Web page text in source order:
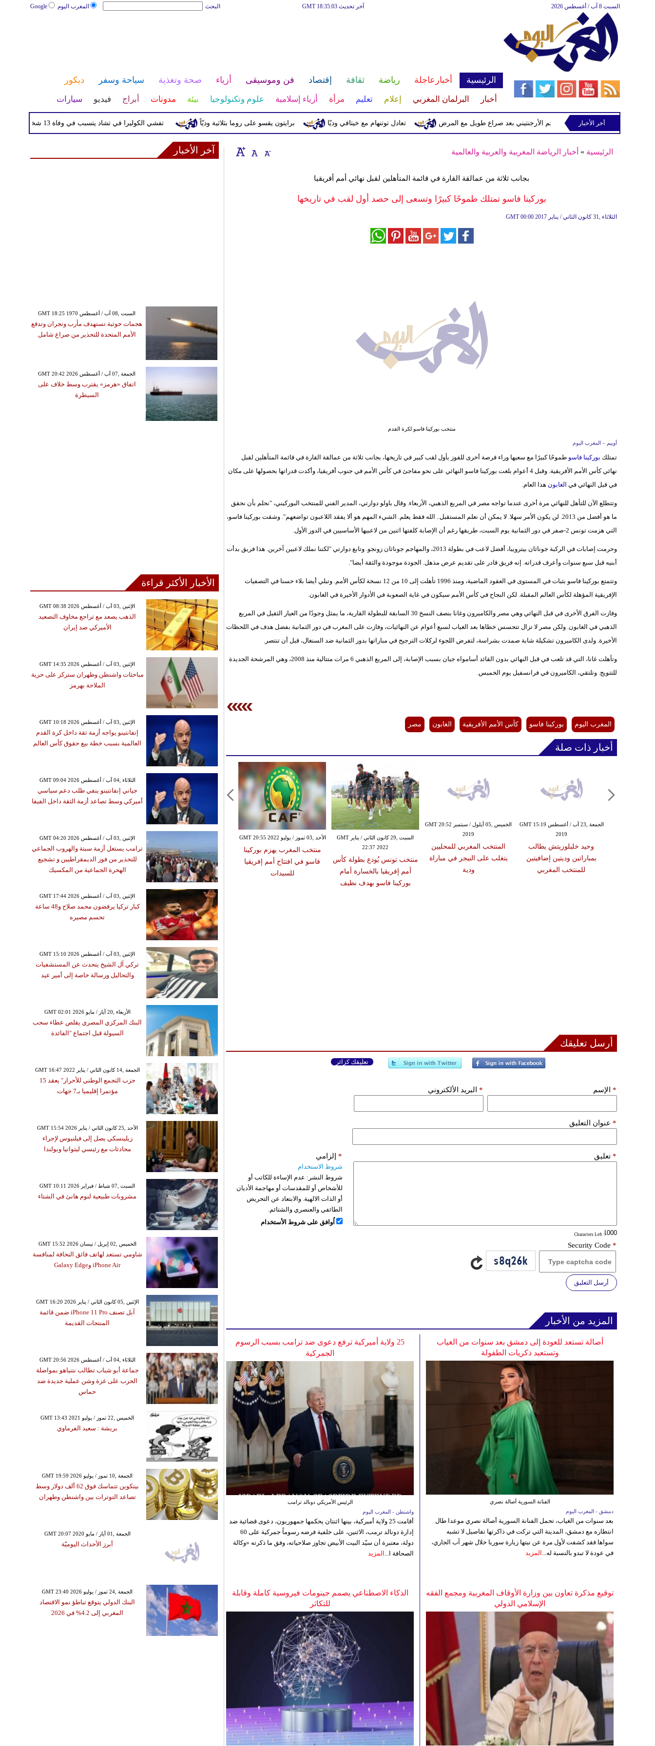
المغرب اليوم Google البحث آخر تحديث GMT 18:35:03 السبت 8 آب / أغسطس 2026
الرئيسية أخبارعاجلة رياضة ثقافة إقتصاد فن وموسيقى أزياء صحة وتغذية سياحة وسفر ديكور
أخبار البرلمان المغربي إعلام تعليم مرأة أزياء إسلامية علوم وتكنولوجيا بيئة مدونات أبراج فيديو سيارات
تفشي الكوليرا في تشاد يتسبب في وفاة 13 شخصا برايتون يقسو على روما بثلاثية وديّاً تعادل توتنهام مع خيتافي وديّا وفاة خورخي ميسي والد النجم الأرجنتيني بعد صراع طويل مع المرض
أخر الأخبار
الرئيسية » أخبار الرياضة المغربية والعربية والعالمية
بجانب ثلاثة من عمالقة القارة في قائمة المتأهلين لقبل نهائي أمم أفريقيا
بوركينا فاسو تمتلك طموحًا كبيرًا وتسعى إلى حصد أول لقب في تاريخها
GMT 00:00 2017 الثلاثاء ,31 كانون الثاني / يناير
منتخب بوركينا فاسو لكرة القدم
أوييم – المغرب اليوم
تمتلك بوركينا فاسو طموحًا كبيرًا مع سعيها وراء فرصة أخرى للفوز بأول لقب كبير في تاريخها، بجانب ثلاثة من عمالقة القارة في قائمة المتأهلين لقبل
نهائي كأس الأمم الأفريقية. وقبل 4 أعوام بلغت بوركينا فاسو النهائي على نحو مفاجئ في كأس الأمم في جنوب أفريقيا، وأكدت قدراتها بحصولها على مكان
في قبل النهائي في الغابون هذا العام.
وتتطلع الآن للتأهل للنهائي مرة أخرى عندما تواجه مصر في المربع الذهبي، الأربعاء. وقال باولو دوارتي، المدير الفني للمنتخب البوركيني، "نحلم بأن نحقق
ما هو أفضل من 2013. لن يكون الأمر سهلا. لا يمكن أن نعلم المستقبل.. الله فقط يعلم. الشيء المهم هو ألا يفقد اللاعبون تواضعهم". وشقت بوركينا فاسو،
التي هزمت تونس 2-صفر في دور الثمانية يوم السبت، طريقها رغم أن الإصابة كلفتها اثنين من لاعبيها الأساسيين في الدور الأول.
وحرمت إصابات في الركبة جوناثان بيترويبا، أفضل لاعب في بطولة 2013، والمهاجم جوناثان زونجو. وتابع دوارتي "لكننا نملك لاعبين آخرين. هذا فريق بدأت
أبنيه قبل سبع سنوات وأعرف قدراته. إنه فريق قادر على تقديم عرض مذهل. الجودة موجودة والثقة أيضا".
وتتمتع بوركينا فاسو بثبات في المستوى في العقود الماضية، ومنذ 1996 تأهلت إلى 10 من 12 نسخة لكأس الأمم. وتبلي أيضا بلاء حسنا في التصفيات
الإفريقية المؤهلة لكأس العالم المقبلة. لكن النجاح في كأس الأمم سيكون في غاية الصعوبة في الأدوار الأخيرة في الغابون.
وفازت الفرق الأخرى في قبل النهائي وهي مصر والكاميرون وغانا بنصف النسخ 30 السابقة للبطولة القارية، ما يمثل وجودًا من العيار الثقيل في المربع
الذهبي في الغابون. ولكن مصر لا تزال تتحسس خطاها بعد الغياب لسبع أعوام عن النهائيات، وفازت على المغرب في دور الثمانية بفضل هدف في اللحظات
الأخيرة. ولدى الكاميرون تشكيلة شابة صمدت بشراسة، لتفرض اللجوء لركلات الترجيح في مباراتها بدور الثمانية ضد السنغال، قبل أن تنتصر.
وتأهلت غانا، التي قد تلعب في قبل النهائي بدون القائد أسامواه جيان بسبب الإصابة، إلى المربع الذهبي 6 مرات متتالية منذ 2008، وهي المرشحة الجديدة
للتتويج. وتلتقي، الكاميرون في فرانسفيل يوم الخميس.
المغرب اليوم بوركينا فاسو كأس الأمم الأفريقية الغابون مصر
أخبار ذات صلة
تخصيص إيرادات مباراة المغرب
وبوركينا فاسو لصالح ضحايا
الزلزال
الأحد ,03 تموز / يوليو GMT 20:55 2022
منتخب المغرب يهزم بوركينا
فاسو في افتتاح أمم إفريقيا
للسيدات
السبت ,29 كانون الثاني / يناير GMT
22:37 2022
منتخب تونس يُودع بطولة كأس
أمم إفريقيا بالخسارة أمام
بوركينا فاسو بهدف نظيف
الخميس ,05 أيلول / سبتمبر GMT 20:52
2019
المنتخب المغربي للمحليين
يتغلب على النيجر في مباراة
ودية
الجمعة ,23 آب / أغسطس GMT 15:19
2019
وحيد خليلوزيتش يطالب
بمباراتين وديتين إضافيتين
للمنتخب المغربي
أرسل تعليقك
تعليقك كزائر
الإسم * البريد الألكتروني *
عنوان التعليق *
تعليق *
: Characters Left
إلزامي *
شروط الاستخدام
شروط النشر: عدم الإساءة للكاتب أو
للأشخاص أو للمقدسات أو مهاجمة الأديان
أو الذات الالهية. والابتعاد عن التحريض
الطائفي والعنصري والشتائم.
اُوافق على شروط الأستخدام
Security Code *
أرسل التعليق
المزيد من الأخبار
25 ولاية أميركية ترفع دعوى ضد ترامب بسبب الرسوم
الجمركية
الرئيس الأمريكي دونالد ترامب
واشنطن - المغرب اليوم
أقامت 25 ولاية أميركية، بينها اثنتان يحكمها جمهوريون، دعوى قضائية ضد
إدارة دونالد ترمب، الاثنين، على خلفية فرضه رسوماً جمركية على 60
دولة، معتبرة أن سيّد البيت الأبيض تجاوز صلاحياته، وفق ما ذكرته «وكالة
الصحافة ا... المزيد
أصالة تستعد للعودة إلى دمشق بعد سنوات من الغياب
وتستعيد ذكريات الطفولة
الفنانة السورية أصالة نصري
دمشق - المغرب اليوم
بعد سنوات من الغياب، تحمل الفنانة السورية أصالة نصري موعدا طال
انتظاره مع دمشق، المدينة التي تركت في ذاكرتها تفاصيل لا تشبه
سواها.فقد كشفت لأول مرة عن نيتها زيارة سوريا خلال شهر آب الجاري،
في عودة لا تبدو بالنسبة له... المزيد
الذكاء الاصطناعي يصمم جينومات فيروسية كاملة وقابلة
للتكاثر
توقيع مذكرة تعاون بين وزارة الأوقاف المغربية ومجمع الفقه
الإسلامي الدولي
آخر الأخبار
GMT 18:25 1970 السبت ,08 آب / أغسطس
هجمات حوثية تستهدف مأرب ونجران وتدفع
الأمم المتحدة للتحذير من صراع شامل
GMT 20:42 2026 الجمعة ,07 آب / أغسطس
اتفاق «هرمز» يقترب وسط خلاف على
السيطرة
الأخبار الأكثر قراءة
GMT 08:38 2026 الإثنين ,03 آب / أغسطس
الذهب يصعد مع تراجع مخاوف التصعيد
الأميركي ضد إيران
GMT 14:35 2026 الإثنين ,03 آب / أغسطس
مباحثات واشنطن وطهران ستركز على حرية
الملاحة بهرمز
GMT 10:18 2026 الإثنين ,03 آب / أغسطس
إنفانتينو يواجه أزمة ثقة داخل كرة القدم
العالمية بسبب خطة بيع حقوق كأس العالم
GMT 09:04 2026 الثلاثاء ,04 آب / أغسطس
جياني إنفانتينو ينفي طلب دعم سياسي
أميركي وسط تصاعد أزمة الثقة داخل الفيفا
GMT 04:20 2026 الإثنين ,03 آب / أغسطس
ترامب يستغل أزمة سبتة والهروب الجماعي
للتحذير من فوز الديمقراطيين و تشجيع
الهحرة الجماعية من المكسيك
GMT 17:44 2026 الإثنين ,03 آب / أغسطس
كبار تركيا يرفضون محمد صلاح و48 ساعة
تحسم مصيره
GMT 15:10 2026 الإثنين ,03 آب / أغسطس
تركي آل الشيخ يتحدث عن المستشفيات
والتحاليل ورسالة خاصة إلى أمير عيد
GMT 02:01 2026 الأربعاء ,20 أيار / مايو
البنك المركزي المصري يقلص عطاء سحب
السيولة قبل اجتماع "الفائدة
GMT 16:47 2022 الجمعة ,14 كانون الثاني / يناير
حزب التجمع الوطني للأحرار" يعقد 15
مؤتمرا إقليميا بـ7 جهات
GMT 15:54 2026 الأحد ,25 كانون الثاني / يناير
زيلينسكي يصل إلى فيلنيوس لإجراء
محادثات مع رئيسي ليتوانيا وبولندا
GMT 10:11 2026 السبت ,07 شباط / فبراير
مشروبات طبيعية لنوم هانئ في الشتاء
GMT 15:52 2026 الخميس ,02 إبريل / نيسان
شاومي تستعد لهاتف فائق النحافة لمنافسة
iPhone Air وGalaxy Edge
GMT 16:20 2026 الإثنين ,05 كانون الثاني / يناير
آبل تصنف iPhone 11 Pro ضمن قائمة
المنتجات القديمة
GMT 20:56 2026 الثلاثاء ,04 آب / أغسطس
جماعة أبو شباب تطالب نتنياهو بمواصلة
الحرب على غزة وشن عملية جديدة ضد
حماس
GMT 13:43 2021 الخميس ,22 تموز / يوليو
بريشة : سعيد الفرماوي
GMT 19:59 2026 الجمعة ,10 تموز / يوليو
بيتكوين تتماسك فوق 62 ألف دولار وسط
تصاعد التوترات بين واشنطن وطهران
GMT 20:07 2020 الجمعة ,01 أيار / مايو
أبرز الأحداث اليوميّة
GMT 23:40 2026 الجمعة ,24 تموز / يوليو
البنك الدولي يتوقع تباطؤ نمو الاقتصاد
المغربي إلى 4.2% في 2026